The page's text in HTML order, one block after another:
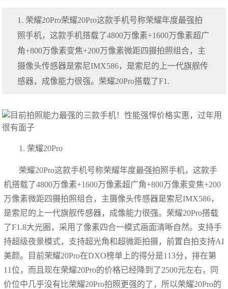
1. 荣耀20Pro荣耀20Pro这款手机号称荣耀年度最强拍
照手机，这款手机搭载了4800万像素+1600万像素超广
角+800万像素变焦+200万像素微距四摄拍照组合，主
摄像头传感器是索尼IMX586，是索尼的上一代旗舰传
感器，成像能力很强。荣耀20Pro搭载了F1.
1. 荣耀20Pro
荣耀20Pro这款手机号称荣耀年度最强拍照手机，这款手
机搭载了4800万像素+1600万像素超广角+800万像素变焦+200
万像素微距四摄拍照组合，主摄像头传感器是索尼IMX586，
是索尼的上一代旗舰传感器，成像能力很强。荣耀20Pro搭载
了F1.8大光圈，采用了像素四合一模式画面清晰自然。支持手
持超级夜景模式，支持超光角和超微距拍摄，前置自拍支持AI
美颜。目前荣耀20Pro在DXO榜单上的得分是113分，排在第
11位，而且现在荣耀20Pro的价格已经降到了2500元左右，同
价位中几乎没有比荣耀20Pro拍照更强的了，所以荣耀20Pro的